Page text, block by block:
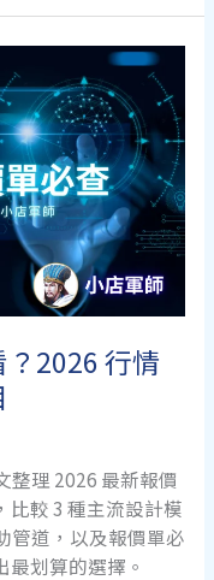
2026 行情
整理 2026 最新報價
較 3 種主流設計模
管道，以及報價單必
划算的選擇。